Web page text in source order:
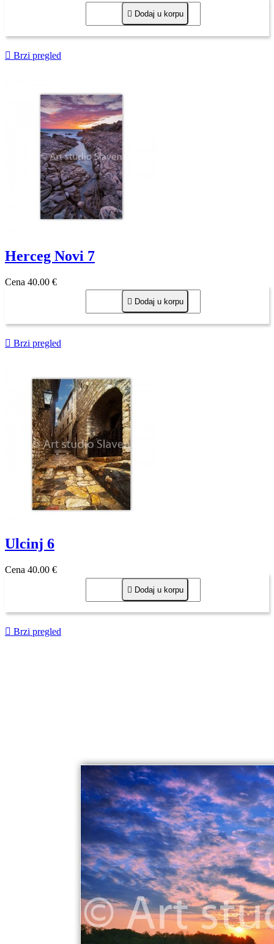
 Dodaj u korpu
 Brzi pregled
Herceg Novi 7
Cena 40,00 €
 Dodaj u korpu
 Brzi pregled
Ulcinj 6
Cena 40,00 €
 Dodaj u korpu
 Brzi pregled